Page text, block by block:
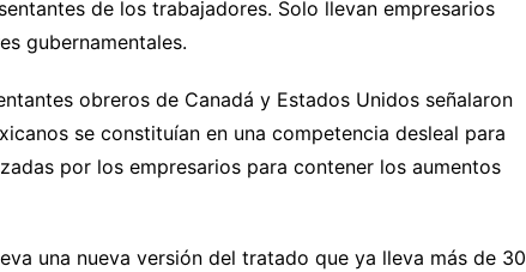
de los trabajadores. Solo llevan empresarios
gubernamentales.
obreros de Canadá y Estados Unidos señalaron
se constituían en una competencia desleal para
por los empresarios para contener los aumentos
una nueva versión del tratado que ya lleva más de 30